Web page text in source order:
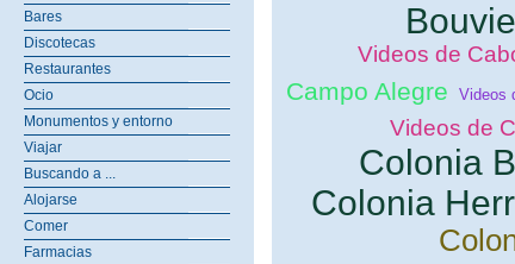
Bares
Discotecas
Restaurantes
Ocio
Monumentos y entorno
Viajar
Buscando a ...
Alojarse
Comer
Farmacias
Videos de
Campo Alegre Videos
Videos de
Colonia
Colonia